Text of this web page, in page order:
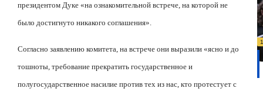
президентом Дуке «на ознакомительной встрече, на которой не
было достигнуто никакого соглашения».
Согласно заявлению комитета, на встрече они выразили «ясно и до
тошноты, требование прекратить государственное и
полугосударственное насилие против тех из нас, кто протестует с